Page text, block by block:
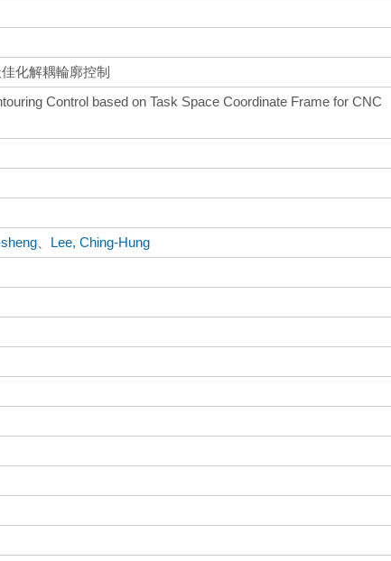
化解耦輪廓控制
Control based on Task Space Coordinate Frame for CNC
Lee, Ching-Hung